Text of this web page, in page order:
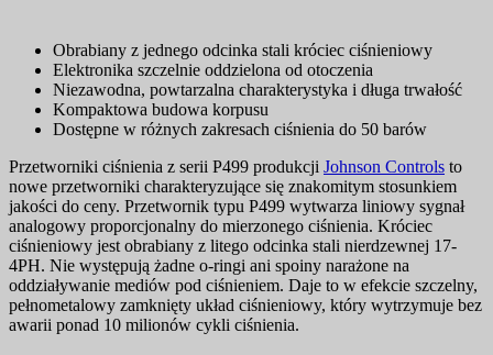
Obrabiany z jednego odcinka stali króciec ciśnieniowy
Elektronika szczelnie oddzielona od otoczenia
Niezawodna, powtarzalna charakterystyka i długa trwałość
Kompaktowa budowa korpusu
Dostępne w różnych zakresach ciśnienia do 50 barów
Przetworniki ciśnienia z serii P499 produkcji Johnson Controls to
nowe przetworniki charakteryzujące się znakomitym stosunkiem
jakości do ceny. Przetwornik typu P499 wytwarza liniowy sygnał
analogowy proporcjonalny do mierzonego ciśnienia. Króciec
ciśnieniowy jest obrabiany z litego odcinka stali nierdzewnej 17-
4PH. Nie występują żadne o-ringi ani spoiny narażone na
oddziaływanie mediów pod ciśnieniem. Daje to w efekcie szczelny,
pełnometalowy zamknięty układ ciśnieniowy, który wytrzymuje bez
awarii ponad 10 milionów cykli ciśnienia.